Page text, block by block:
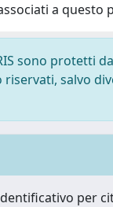
a questo
sono protetti
salvo
per